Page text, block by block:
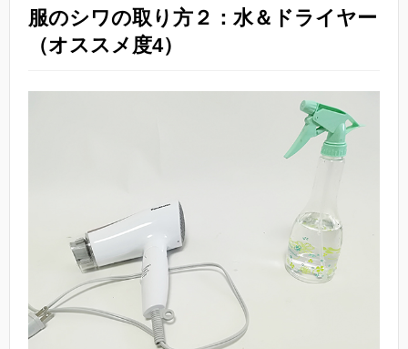
服のシワの取り方２：水＆ドライヤー
（オススメ度4）